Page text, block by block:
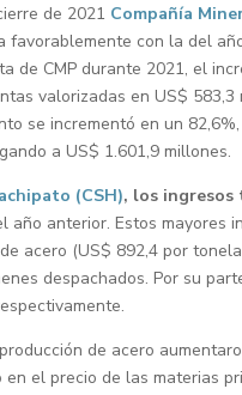
de 2021 Compañía
favorablemente con la del
de CMP durante 2021, el
valorizadas en US$
se incrementó en un
a US$ 1.601,9 millones.
(CSH), los ingresos
año anterior. Estos
acero (US$ 892,4 por
despachados. Por su
de acero
el precio de las materias